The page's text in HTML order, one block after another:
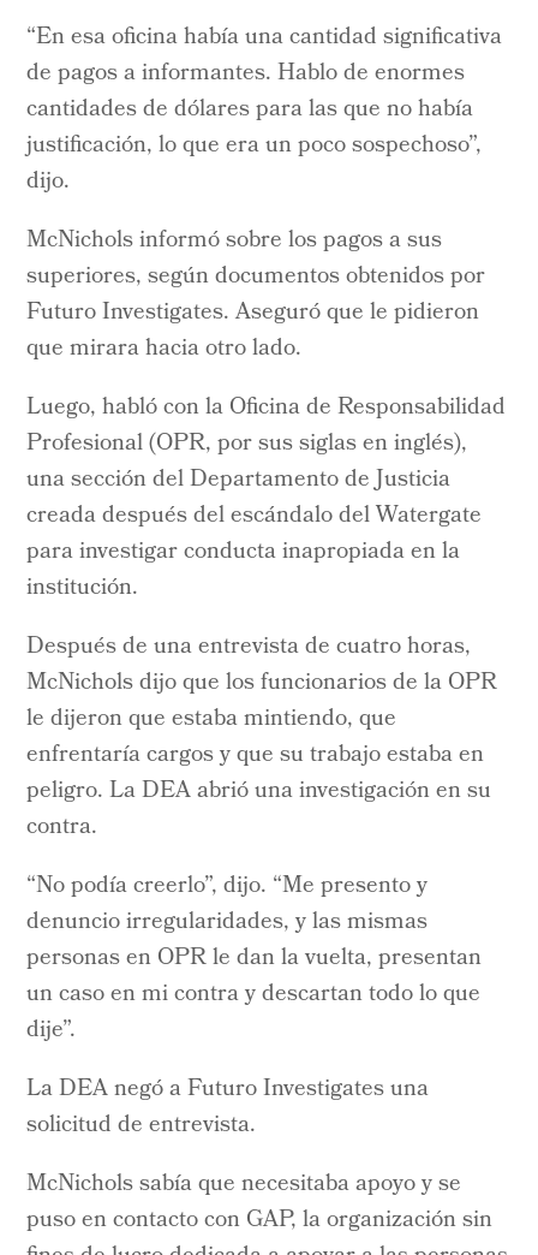
“En esa oficina había una cantidad significativa
de pagos a informantes. Hablo de enormes
cantidades de dólares para las que no había
justificación, lo que era un poco sospechoso”,
dijo.
McNichols informó sobre los pagos a sus
superiores, según documentos obtenidos por
Futuro Investigates. Aseguró que le pidieron
que mirara hacia otro lado.
Luego, habló con la Oficina de Responsabilidad
Profesional (OPR, por sus siglas en inglés),
una sección del Departamento de Justicia
creada después del escándalo del Watergate
para investigar conducta inapropiada en la
institución.
Después de una entrevista de cuatro horas,
McNichols dijo que los funcionarios de la OPR
le dijeron que estaba mintiendo, que
enfrentaría cargos y que su trabajo estaba en
peligro. La DEA abrió una investigación en su
contra.
“No podía creerlo”, dijo. “Me presento y
denuncio irregularidades, y las mismas
personas en OPR le dan la vuelta, presentan
un caso en mi contra y descartan todo lo que
dije”.
La DEA negó a Futuro Investigates una
solicitud de entrevista.
McNichols sabía que necesitaba apoyo y se
puso en contacto con GAP, la organización sin